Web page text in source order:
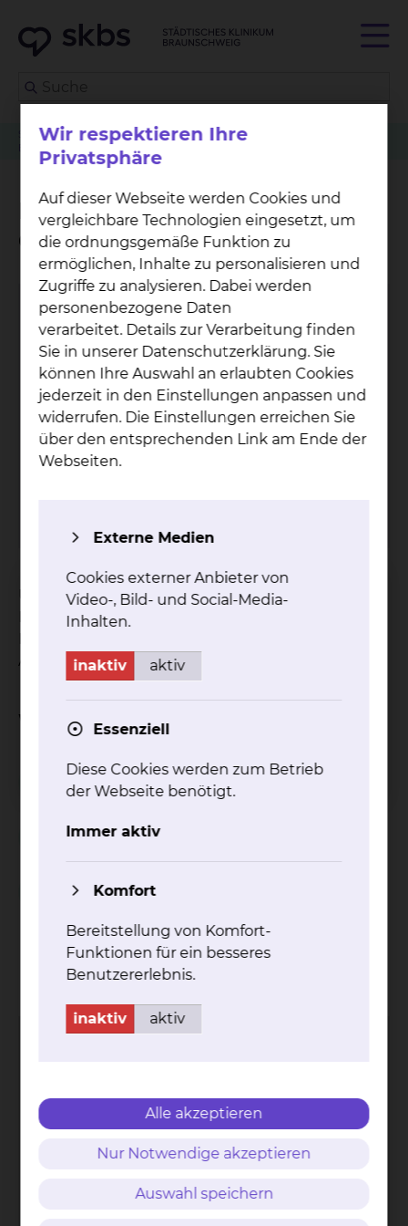
Serviceleistung
Herz-, Thorax- & Gefäßchirurgie
Betreuungsangebot der Grünen Damen und Herren
Betreuungsangebot der
Grünen Damen und Herren
Grü­ne Da­men & Her­ren
Unsere ehrenamtlich tätigen Grünen Damen und
Herren stehen unseren Patientinnen und
Aufenthalt bei uns zu erleichtern.
Weitere Informationen
Besuchsservice
Unterstützung während des stationären
Spielnachmittag in der Geriatrie
Kontakt Impressum AVB
Datenschutz
Bildnachweise
Städtisches Klinikum
Braunschweig gGmbH
38118 Braunschweig
Wir respektieren Ihre
Privatsphäre
Auf dieser Webseite werden Cookies und
vergleichbare Technologien eingesetzt, um
die ordnungsgemäße Funktion zu
ermöglichen, Inhalte zu personalisieren und
Zugriffe zu analysieren. Dabei werden
personenbezogene Daten
verarbeitet. Details zur Verarbeitung finden
Sie in unserer Datenschutzerklärung. Sie
können Ihre Auswahl an erlaubten Cookies
jederzeit in den Einstellungen anpassen und
widerrufen. Die Einstellungen erreichen Sie
über den entsprechenden Link am Ende der
Webseiten.
Externe Medien
Cookies externer Anbieter von
Video-, Bild- und Social-Media-
Inhalten.
inaktiv aktiv
Essenziell
Diese Cookies werden zum Betrieb
der Webseite benötigt.
Immer aktiv
Komfort
Bereitstellung von Komfort-
Funktionen für ein besseres
Benutzererlebnis.
inaktiv aktiv
Alle akzeptieren
Nur Notwendige akzeptieren
Auswahl speichern